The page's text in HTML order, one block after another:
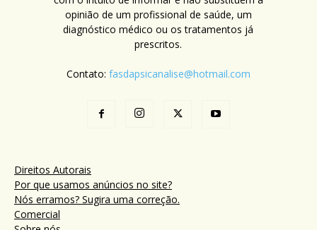
opinião de um profissional de saúde, um
diagnóstico médico ou os tratamentos já
prescritos.
Contato: fasdapsicanalise@hotmail.com
Direitos Autorais
Por que usamos anúncios no site?
Nós erramos? Sugira uma correção.
Comercial